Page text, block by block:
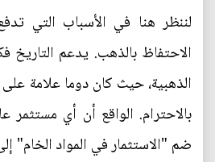
لننظر هنا في الأسباب التي
الاحتفاظ بالذهب. يدعم التاريخ
الذهبية، حيث كان دوما علامة على
بالاحترام. الواقع أن أي
ضم "الاستثمار في المواد الخام"